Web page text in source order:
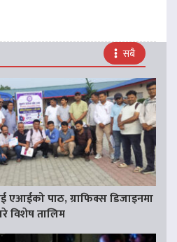
सबै
एआईको पाठ, ग्राफिक्स डिजाइनमा
विशेष तालिम